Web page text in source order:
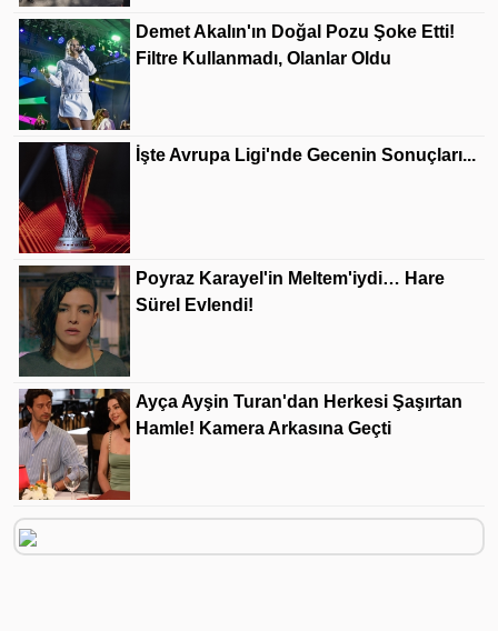
Demet Akalın'ın Doğal Pozu Şoke Etti!
Filtre Kullanmadı, Olanlar Oldu
İşte Avrupa Ligi'nde Gecenin Sonuçları...
Poyraz Karayel'in Meltem'iydi… Hare
Sürel Evlendi!
Ayça Ayşin Turan'dan Herkesi Şaşırtan
Hamle! Kamera Arkasına Geçti